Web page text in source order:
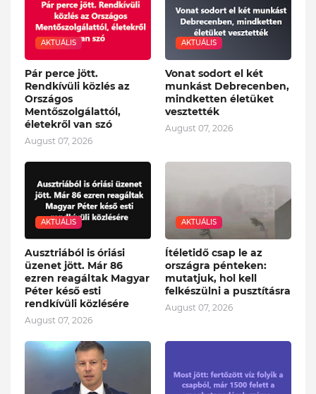
AKTUÁLIS
Pár perce jött.
Rendkívüli közlés az
Országos
Mentőszolgálattól,
életekről van szó
August 07, 2026
AKTUÁLIS
Vonat sodort el két
munkást Debrecenben,
mindketten életüket
vesztették
August 07, 2026
AKTUÁLIS
Ausztriából is óriási
üzenet jött. Már 86
ezren reagáltak Magyar
Péter késő esti
rendkívüli közlésére
August 07, 2026
AKTUÁLIS
Ítéletidő csap le az
országra pénteken:
mutatjuk, hol kell
felkészülni a pusztításra
August 07, 2026